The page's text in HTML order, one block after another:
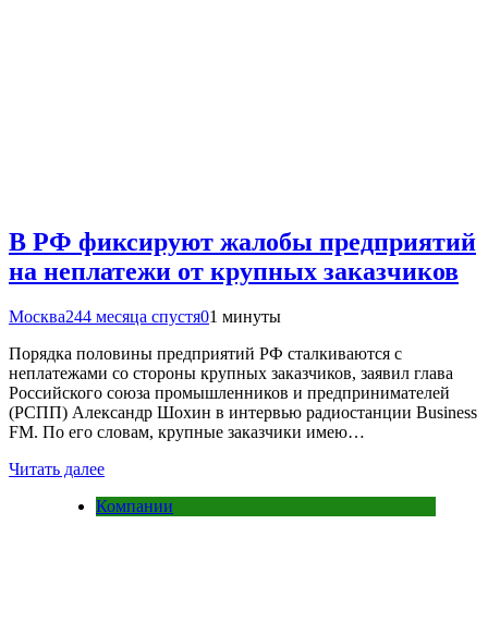
В РФ фиксируют жалобы предприятий
на неплатежи от крупных заказчиков
Москва244 месяца спустя01 минуты
Порядка половины предприятий РФ сталкиваются с
неплатежами со стороны крупных заказчиков, заявил глава
Российского союза промышленников и предпринимателей
(РСПП) Александр Шохин в интервью радиостанции Business
FM. По его словам, крупные заказчики имею…
Читать далее
Компании